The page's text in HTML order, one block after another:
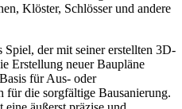
Klöster, Schlösser und andere
der mit seiner erstellten 3D-
Erstellung neuer Baupläne
für Aus- oder
für die sorgfältige Bausanierung.